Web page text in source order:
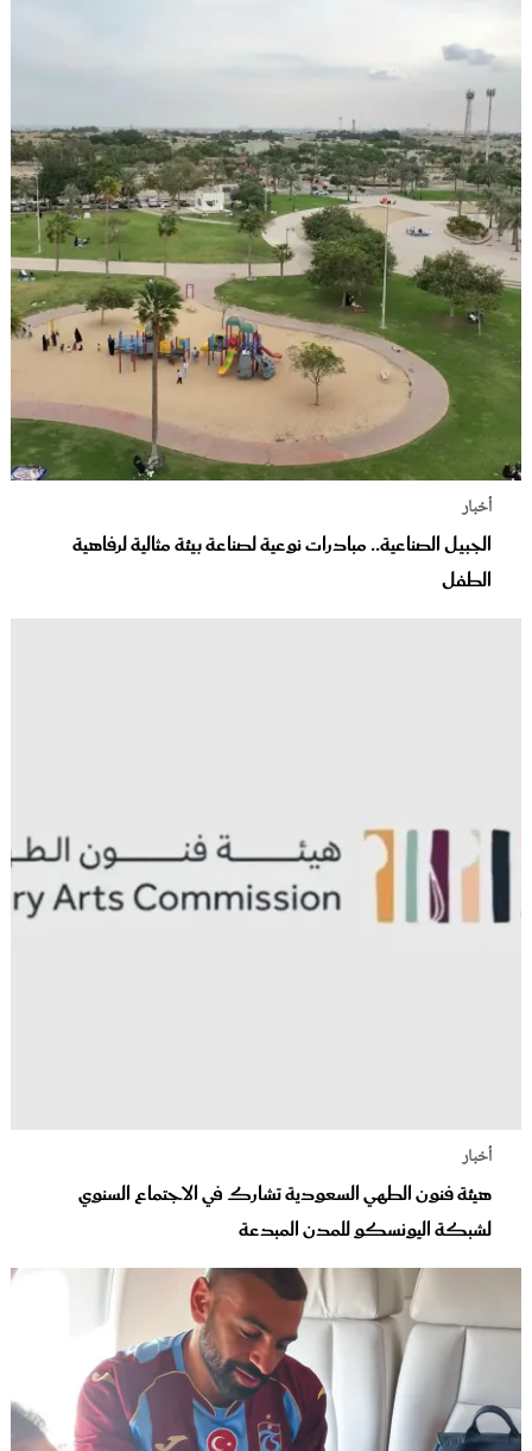
أخبار
الجبيل الصناعية.. مبادرات نوعية لصناعة بيئة مثالية لرفاهية
الطفل
أخبار
هيئة فنون الطهي السعودية تشارك في الاجتماع السنوي
لشبكة اليونسكو للمدن المبدعة